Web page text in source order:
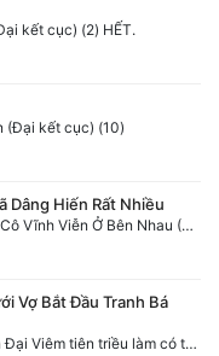
kết cục) (2) HẾT.
(Đại kết cục) (10)
Dâng Hiến Rất Nhiều
Chương 958 Ta Muốn Cùng Các Cô Vĩnh Viễn Ở Bên Nhau (2) Hết
Vợ Bắt Đầu Tranh Bá
Chương 2295 Ngươi nghĩ chuyện Đại Viêm tiên triều làm có thể giấu được thiên hạ sao?